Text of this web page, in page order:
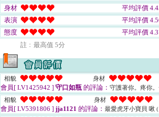
身材
平均評價
表演
平均評價
態度
平均評價
註﹕最高值 5分
相貌 身材
會員[ LV1425942 ] 守口如瓶 的評論： 守護著你。疼你
相貌
身材
會員[ LV5391806 ] jja1121 的評論： 最愛虎牙小寶貝 啾